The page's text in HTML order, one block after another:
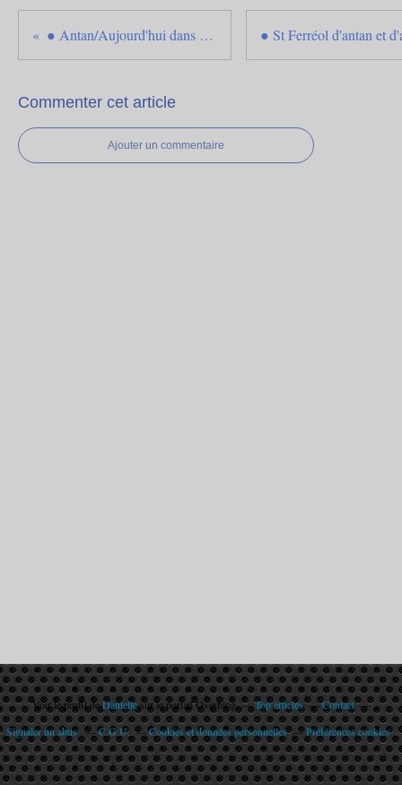
● Antan/Aujourd'hui dans le Gaillacois, Tarn.
Commenter cet article
Ajouter un commentaire
Voir le profil deDaniellesur le portail Overblog Top articles
Contact
Signaler un abus
C.G.U. Cookies et données personnelles Préférences cookies